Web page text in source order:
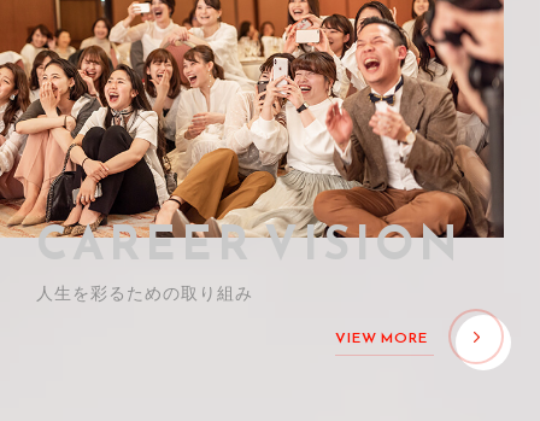
CAREER VISION
人生を彩るための取り組み
VIEW MORE